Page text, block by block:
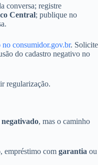
conversa; registre
Central; publique no
consumidor.gov.br. Solicite
do cadastro negativo no
regularização.
, mas o caminho
, empréstimo com garantia ou